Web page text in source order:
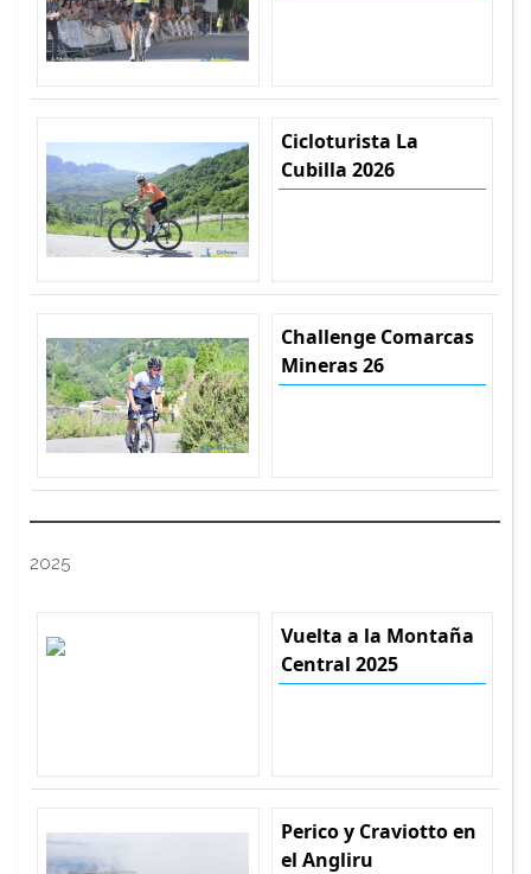
Cicloturista La
Cubilla 2026
Challenge Comarcas
Mineras 26
2025
Vuelta a la Montaña
Central 2025
Perico y Craviotto en
el Angliru